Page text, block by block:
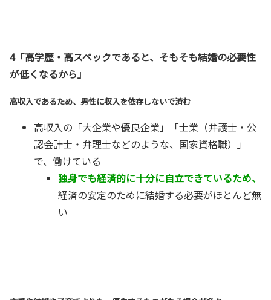
4「高学歴・高スペックであると、そもそも結婚の必要性
が低くなるから」
高収入であるため、男性に収入を依存しないで済む
高収入の「大企業や優良企業」「士業（弁護士・公
認会計士・弁理士などのような、国家資格職）」
で、働けている
独身でも経済的に十分に自立できているため、
経済の安定のために結婚する必要がほとんど無
い